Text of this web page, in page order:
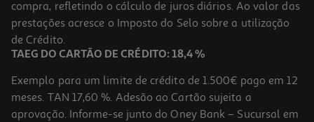
4.99 €/un
4,99 €
compra, refletindo o cálculo de juros diários. Ao valor das
prestações acresce o Imposto do Selo sobre a utilização
de Crédito.
TAEG DO CARTÃO DE CRÉDITO: 18,4 %
Exemplo para um limite de crédito de 1.500€ pago em 12
meses. TAN 17,60 %. Adesão ao Cartão sujeita a
aprovação. Informe-se junto do Oney Bank – Sucursal em